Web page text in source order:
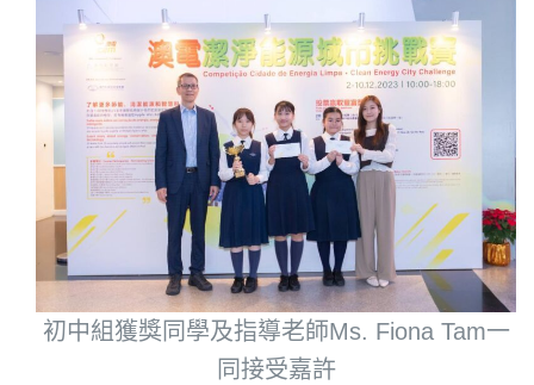
初中組獲獎同學及指導老師Ms. Fiona Tam一
同接受嘉許